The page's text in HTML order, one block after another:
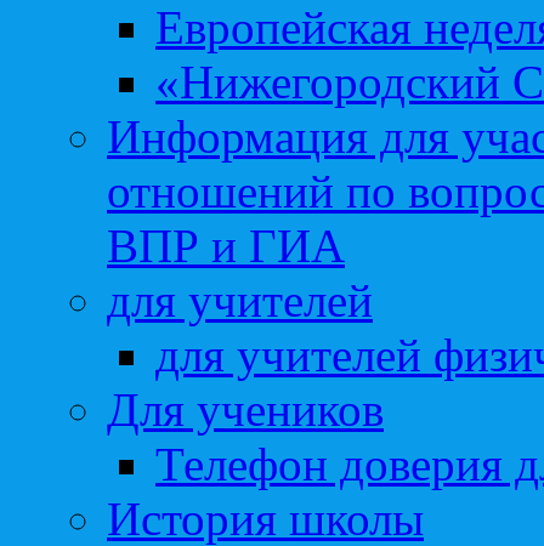
Европейская
«Нижегородский
Информация для
отношений по
ВПР и ГИА
для учителей
для учителей
Для учеников
Телефон доверия
История школы